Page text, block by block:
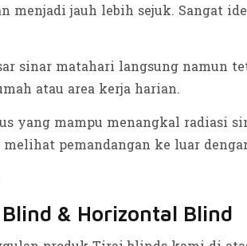
menjadi jauh lebih sejuk. Sangat
sinar matahari langsung namun
atau area kerja harian.
yang mampu menangkal radiasi
melihat pemandangan ke luar
& Horizontal Blind